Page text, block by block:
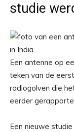
studie
Een antenne op
teken van de
radiogolven die
eerder
Een nieuwe